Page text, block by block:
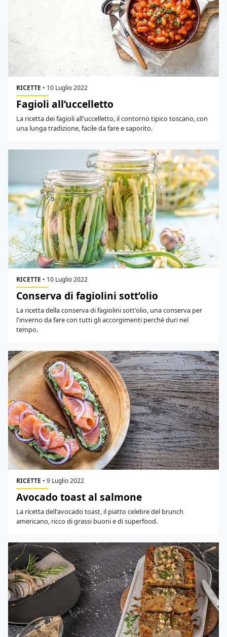
RICETTE • 10 Luglio 2022
Fagioli all’uccelletto
La ricetta dei fagioli all'uccelletto, il contorno tipico toscano, con
una lunga tradizione, facile da fare e saporito.
RICETTE • 10 Luglio 2022
Conserva di fagiolini sott’olio
La ricetta della conserva di fagiolini sott'olio, una conserva per
l'inverno da fare con tutti gli accorgimenti perché duri nel
tempo.
RICETTE • 9 Luglio 2022
Avocado toast al salmone
La ricetta dell'avocado toast, il piatto celebre del brunch
americano, ricco di grassi buoni e di superfood.